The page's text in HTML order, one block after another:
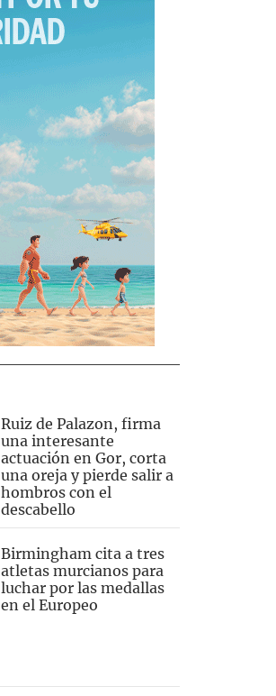
Ruiz de Palazon, firma
una interesante
actuación en Gor, corta
una oreja y pierde salir a
hombros con el
descabello
Birmingham cita a tres
atletas murcianos para
luchar por las medallas
en el Europeo